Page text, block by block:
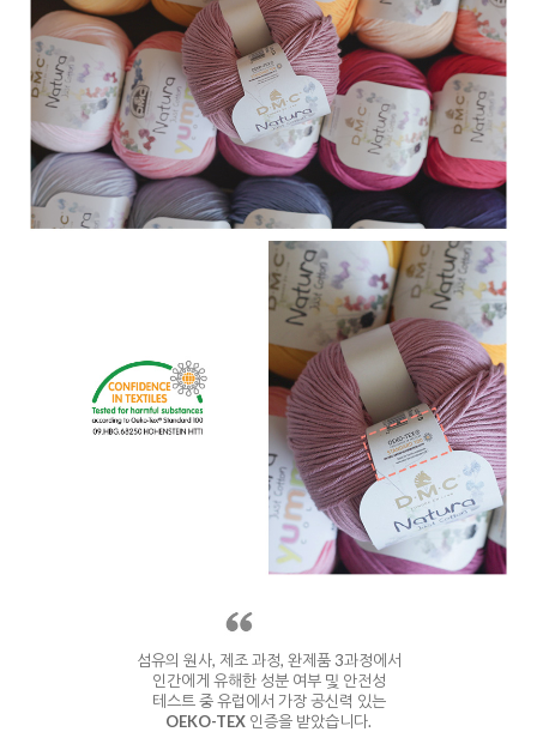
섬유의 원사, 제조 과정, 완제품 3과정에서
인간에게 유해한 성분 여부 및 안전성
테스트 중 유럽에서 가장 공신력 있는
OEKO-TEX 인증을 받았습니다.